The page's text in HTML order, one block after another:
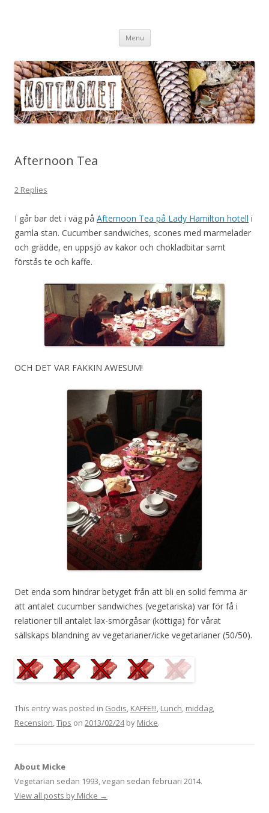
köttvärlden
Menu Skip
content
Afternoon Tea
2 Replies
I går bar det i väg på Afternoon Tea på Lady Hamilton hotell i
gamla stan. Cucumber sandwiches, scones med marmelader
och grädde, en uppsjö av kakor och chokladbitar samt
förstås te och kaffe.
OCH DET VAR FAKKIN AWESUM!
Det enda som hindrar betyget från att bli en solid femma är
att antalet cucumber sandwiches (vegetariska) var för få i
relationer till antalet lax-smörgåsar (köttiga) för vårat
sällskaps blandning av vegetarianer/icke vegetarianer (50/50).
This entry was posted in Godis, KAFFE!!!, Lunch, middag,
Recension,Tips on 2013/02/24by Micke.
About Micke
Vegetarian sedan 1993, vegan sedan februari 2014.
View all posts by Micke →